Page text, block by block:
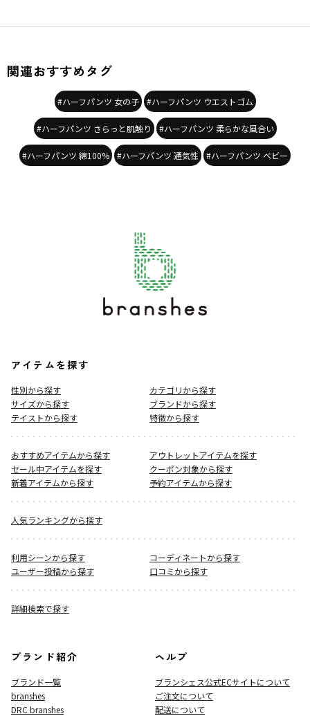
モデル：身長122.0cm 体重21.3kg
サイズ：サイズ120
branshes
シーズン
／2026春夏
カテゴリ
／ボトムス> ショートパンツ・ハーフパンツ
カラー
／グレー
性別タイプ
／GIRL
関連おすすめタグ
#ハーフパンツ 女の子 #ハーフパンツ ウエストゴム
#ハーフパンツ さらっと肌触り #ハーフパンツ 柔らかな風合い
#ハーフパンツ 綿100% #ハーフパンツ 通気性 #ハーフパンツ ベビー
アイテムを探す
性別から探す
カテゴリから探す
サイズから探す
ブランドから探す
テイストから探す
特徴から探す
おすすめアイテムから探す
アウトレットアイテムを探す
セール中アイテムを探す
クーポン対象から探す
新着アイテムから探す
予約アイテムから探す
人気ランキングから探す
利用シーンから探す
コーディネートから探す
ユーザー投稿から探す
口コミから探す
詳細検索で探す
ブランド紹介
ブランド一覧
branshes
DRC branshes
ヘルプ
ブランシェス公式ECサイトについて
ご注文について
配送について